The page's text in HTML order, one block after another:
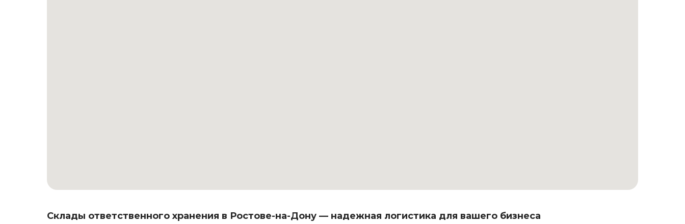
Склады ответственного хранения в Ростове-на-Дону — надежная логистика для вашего бизнеса